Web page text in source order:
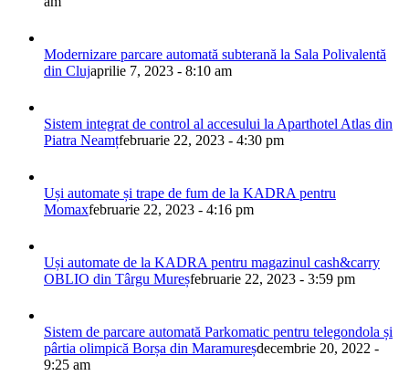
Modernizare parcare automată subterană la Sala Polivalentă
din Clujaprilie 7, 2023 - 8:10 am
Sistem integrat de control al accesului la Aparthotel Atlas din
Piatra Neamțfebruarie 22, 2023 - 4:30 pm
Uși automate și trape de fum de la KADRA pentru
Momaxfebruarie 22, 2023 - 4:16 pm
Uși automate de la KADRA pentru magazinul cash&carry
OBLIO din Târgu Mureșfebruarie 22, 2023 - 3:59 pm
Sistem de parcare automată Parkomatic pentru telegondola și
pârtia olimpică Borșa din Maramureșdecembrie 20, 2022 -
9:25 am